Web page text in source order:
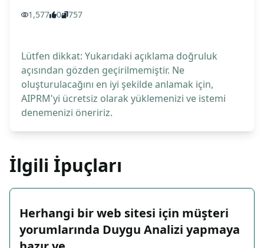
1,577 0 757
Lütfen dikkat: Yukarıdaki açıklama doğruluk
açısından gözden geçirilmemiştir. Ne
oluşturulacağını en iyi şekilde anlamak için,
AIPRM'yi ücretsiz olarak yüklemenizi ve istemi
denemenizi öneririz.
İlgili İpuçları
Herhangi bir web sitesi için müşteri
yorumlarında Duygu Analizi yapmaya